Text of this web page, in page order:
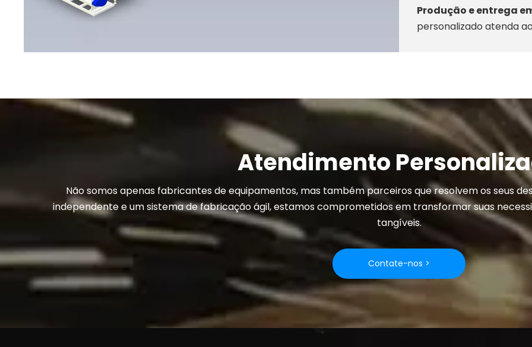
Produção e entrega
personalizado atenda
Atendimento
Não somos apenas fabricantes de equipamentos, mas também parceiros que resolvem os seus
independente e um sistema de fabricação ágil, estamos comprometidos em transformar suas
tangíveis.
Contate-nos >